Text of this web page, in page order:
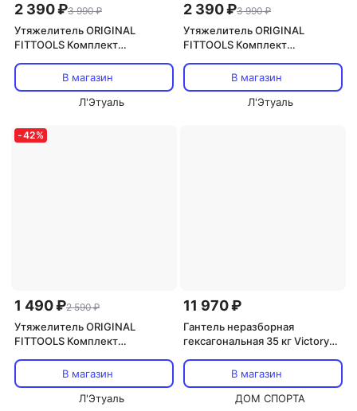
2 390 ₽3 990 ₽
Утяжелитель ORIGINAL
FITTOOLS Комплект
В магазин
Л'Этуаль
2 390 ₽3 990 ₽
Утяжелитель ORIGINAL
FITTOOLS Комплект
В магазин
Л'Этуаль
-42%
1 490 ₽2 590 ₽
Утяжелитель ORIGINAL
FITTOOLS Комплект
В магазин
Л'Этуаль
11 970 ₽
Гантель неразборная
гексагональная 35 кг VictoryFit
В магазин
ДОМ СПОРТА